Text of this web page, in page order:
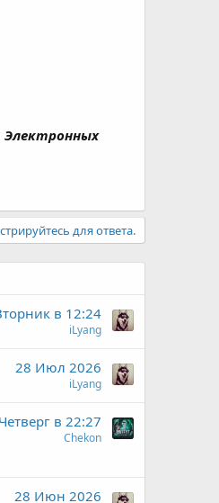
Электронных
для ответа.
в 12:24
iLyang
28 Июл 2026
iLyang
Четверг в 22:27
Chekon
28 Июн 2026